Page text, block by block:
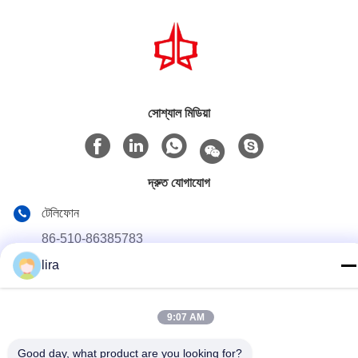
সোশ্যাল মিডিয়া
দ্রুত যোগাযোগ
টেলিফোন
86-510-86385783
ই-মেইল
No.102, Yungu রোড, Zhutang টাউন, Jiangyin সিটি, জিয়াংসু প্রদেশের,
lira
9:07 AM
Good day, what product are you looking for?